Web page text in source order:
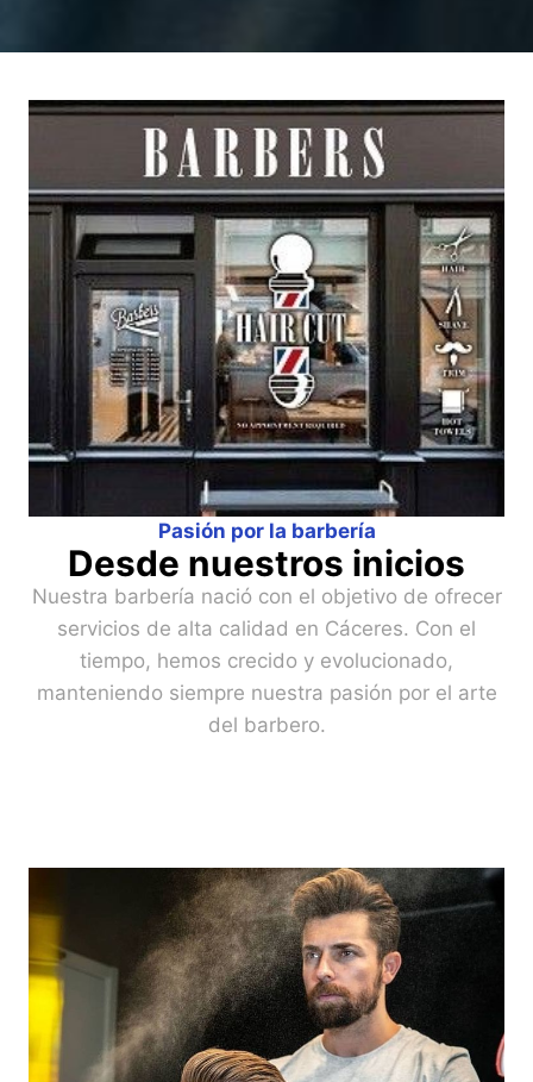
Pasión por la barbería
Desde nuestros inicios
Nuestra barbería nació con el objetivo de ofrecer
servicios de alta calidad en Cáceres. Con el
tiempo, hemos crecido y evolucionado,
manteniendo siempre nuestra pasión por el arte
del barbero.